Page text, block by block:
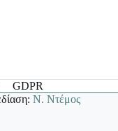
GDPR
Ν. Ντέμος